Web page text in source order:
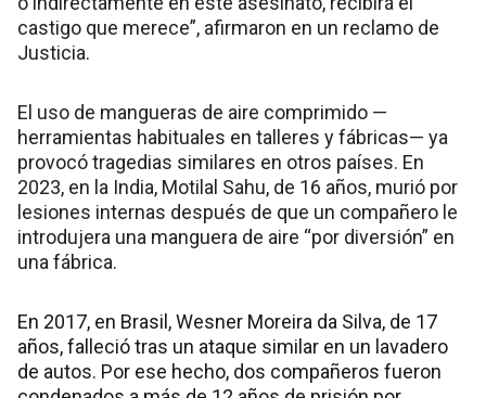
castigo que merece”, afirmaron en un reclamo de
Justicia.
El uso de mangueras de aire comprimido —
herramientas habituales en talleres y fábricas— ya
provocó tragedias similares en otros países. En
2023, en la India, Motilal Sahu, de 16 años, murió por
lesiones internas después de que un compañero le
introdujera una manguera de aire “por diversión” en
una fábrica.
En 2017, en Brasil, Wesner Moreira da Silva, de 17
años, falleció tras un ataque similar en un lavadero
de autos. Por ese hecho, dos compañeros fueron